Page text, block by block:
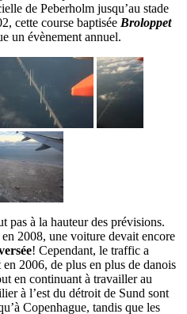
de Peberholm jusqu’au stade
cette course baptisée Broloppet
un évènement annuel.
pas à la hauteur des prévisions.
2008, une voiture devait encore
! Cependant, le traffic a
2006, de plus en plus de danois
en continuant à travailler au
à l’est du détroit de Sund sont
Copenhague, tandis que les